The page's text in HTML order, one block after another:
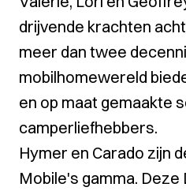
drijvende krachten
meer dan twee
mobilhomewereld
en op maat gemaakte
camperliefhebbers.
Hymer en Carado zijn
Mobile's gamma.